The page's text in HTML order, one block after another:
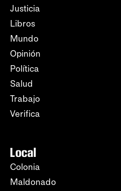
Justicia
Libros
Mundo
Opinión
Política
Salud
Trabajo
Verifica
Local
Colonia
Maldonado